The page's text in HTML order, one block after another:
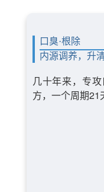
口臭·根除
内源调养，升
几十年来，专
方，一个周期21